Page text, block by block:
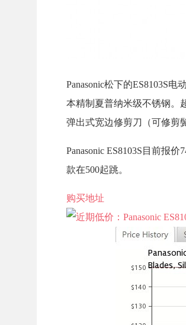
Panasonic松下的ES8103S
本精制夏普纳米级不锈钢。
弹出式宽边修剪刀（可修剪
Panasonic ES8103S目前报
款在500起跳。
购买地址